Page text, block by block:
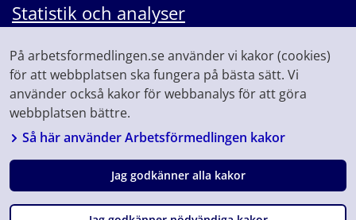
På arbetsformedlingen.se använder vi kakor (cookies)
för att webbplatsen ska fungera på bästa sätt. Vi
använder också kakor för webbanalys för att göra
webbplatsen bättre.
Så här använder Arbetsförmedlingen kakor
Jag godkänner alla kakor
Statistik och analyser
våra analyser för arbetsmarknaden
Följ oss på Facebook Linkedin Youtube Instagram